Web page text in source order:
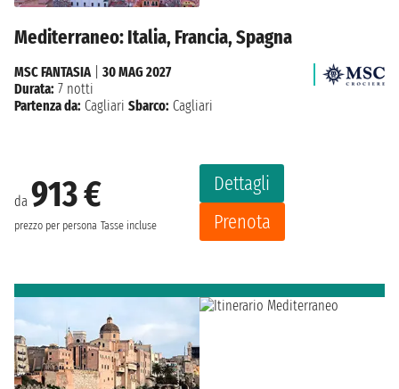
Mediterraneo: Italia, Francia, Spagna
da 913 €
prezzo per persona Tasse incluse
Dettagli
Prenota
MSC FANTASIA| 30 MAG 2027
Durata: 7 notti
Partenza da: Cagliari Sbarco: Cagliari